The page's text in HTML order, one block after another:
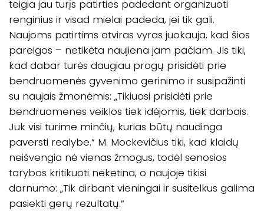
teigia jau turįs patirties padedant organizuoti
renginius ir visad mielai padeda, jei tik gali.
Naujoms patirtims atviras vyras juokauja, kad šios
pareigos – netikėta naujiena jam pačiam. Jis tiki,
kad dabar turės daugiau progų prisidėti prie
bendruomenės gyvenimo gerinimo ir susipažinti
su naujais žmonėmis: „Tikiuosi prisidėti prie
bendruomenes veiklos tiek idėjomis, tiek darbais.
Juk visi turime minčių, kurias būtų naudinga
paversti realybe.“ M. Mockevičius tiki, kad klaidų
neišvengia nė vienas žmogus, todėl senosios
tarybos kritikuoti neketina, o naujoje tikisi
darnumo: „Tik dirbant vieningai ir susitelkus galima
pasiekti gerų rezultatų.“